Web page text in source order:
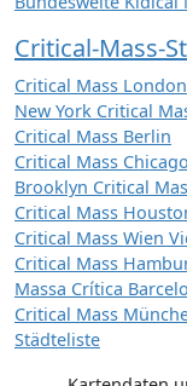
Critical-Mass-
Critical Mass London
New York Critical
Critical Mass Berlin
Critical Mass Chicago
Brooklyn Critical
Critical Mass
Critical Mass Wien
Critical Mass
Massa Crítica
Critical Mass
Städteliste